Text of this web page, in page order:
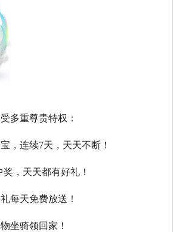
多重尊贵特权：
，连续7天，天天不断！
，天天都有好礼！
每天免费放送！
坐骑领回家！